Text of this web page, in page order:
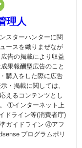
理人
スターハンターに関
ースを織りまぜなが
告の掲載により収益
果報酬型広告のこと
購入をした際に広告
・掲載に関しては、
えるコンテンツとし
①インターネット上
ドライン等(消費者庁)
ガイドライン ④アフ
プログラムポリ